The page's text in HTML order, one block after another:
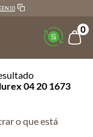
0
04 20 1673
o que está